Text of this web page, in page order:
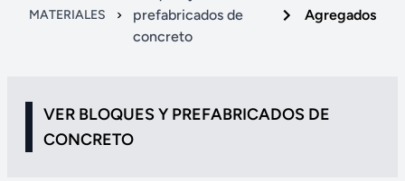
MATERIALES
prefabricados de
concreto
Agregados
VER BLOQUES Y PREFABRICADOS DE
CONCRETO